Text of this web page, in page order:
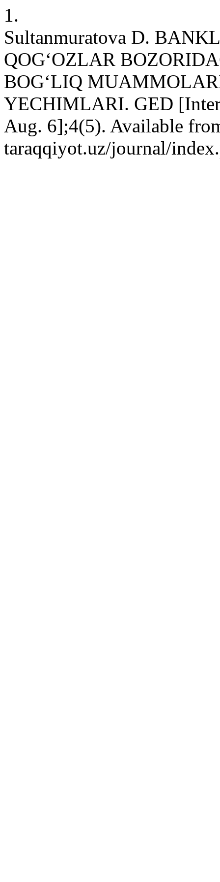
1.
Sultanmuratova D.
QOG‘OZLAR
BOG‘LIQ
YECHIMLARI. GED
Aug. 6];4(5). Available
taraqqiyot.uz/journal/